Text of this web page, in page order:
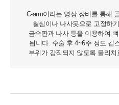
C-arm이라는 영상 장비를 통해
철심이나 나사못으로 고정하
금속판과 나사 등을 이용하여
됩니다. 수술 후 4~6주 정도 깁
부위가 강직되지 않도록 물리